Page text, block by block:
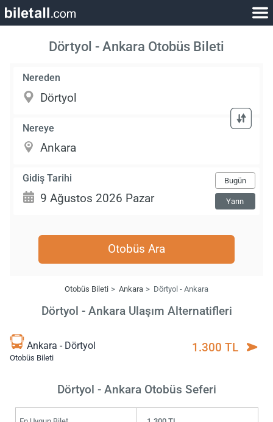
Dörtyol - Ankara Otobüs Bileti
Nereden
Nereye
Gidiş Tarihi Bugün
Yarın
Otobüs Ara
Otobüs Bileti Ankara Dörtyol - Ankara
Dörtyol - Ankara Ulaşım Alternatifleri
Ankara - Dörtyol
Otobüs Bileti
1.300 TL
Dörtyol - Ankara Otobüs Seferi